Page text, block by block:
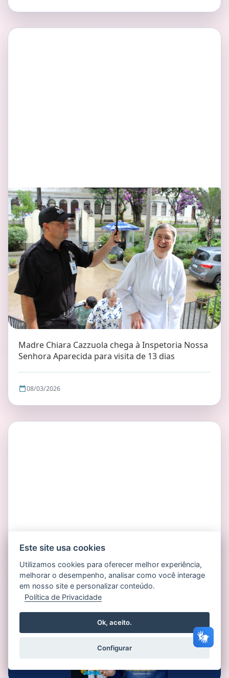
Madre Chiara Cazzuola chega à Inspetoria Nossa
Senhora Aparecida para visita de 13 dias
08/03/2026
Este site usa cookies
Utilizamos cookies para oferecer melhor experiência,
melhorar o desempenho, analisar como você interage
em nosso site e personalizar conteúdo.
Política de Privacidade
Ok, aceito.
Configurar